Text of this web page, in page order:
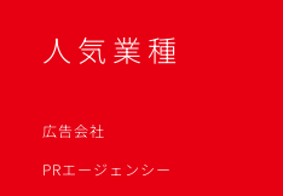
人気業種
広告会社
PRエージェンシー